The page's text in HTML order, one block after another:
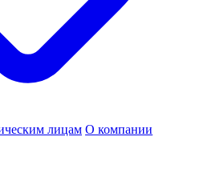
лицам О компании